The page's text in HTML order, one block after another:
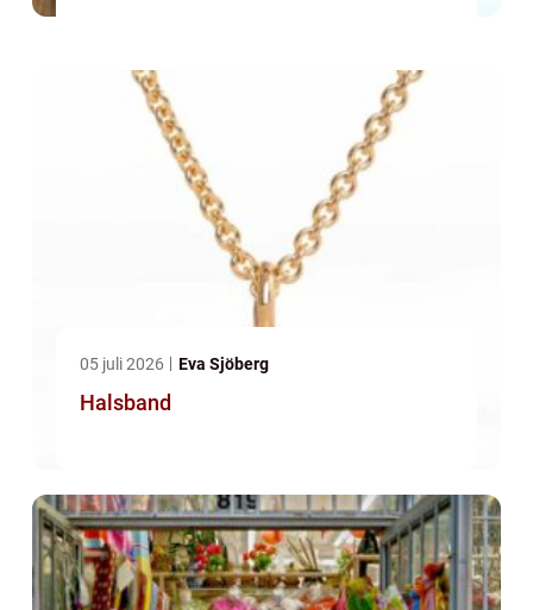
05 juli 2026 Eva Sjöberg
Halsband